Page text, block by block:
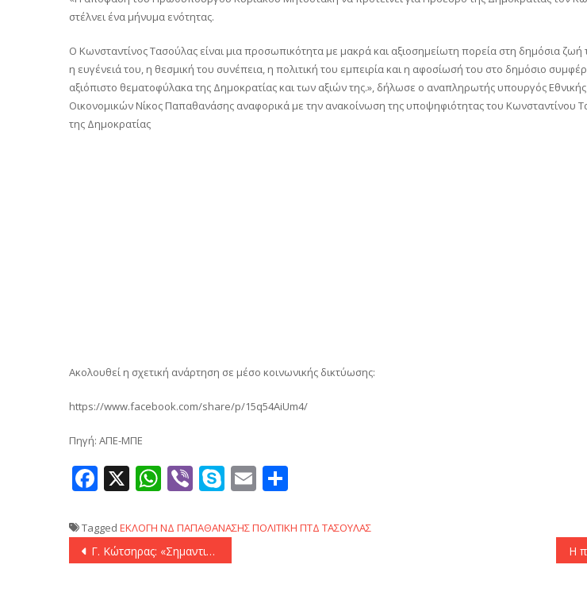
στέλνει ένα μήνυμα ενότητας.
Ο Κωνσταντίνος Τασούλας είναι μια προσωπικότητα με μακρά και αξιοσημείωτη πορεία στη δημόσια ζωή
η ευγένειά του, η θεσμική του συνέπεια, η πολιτική του εμπειρία και η αφοσίωσή του στο δημόσιο
αξιόπιστο θεματοφύλακα της Δημοκρατίας και των αξιών της.», δήλωσε ο αναπληρωτής υπουργός Εθνικής
Οικονομικών Νίκος Παπαθανάσης αναφορικά με την ανακοίνωση της υποψηφιότητας του Κωνσταντίνου
της Δημοκρατίας
Ακολουθεί η σχετική ανάρτηση σε μέσο κοινωνικής δικτύωσης:
https://www.facebook.com/share/p/15q54AiUm4/
Πηγή: ΑΠΕ-ΜΠΕ
Facebook
X WhatsApp
ViberSkype
Email
Tagged ΕΚΛΟΓΗ ΝΔ ΠΑΠΑΘΑΝΑΣΗΣΠΟΛΙΤΙΚΗ ΠΤΔ ΤΑΣΟΥΛΑΣ
Πλοήγηση
Γ. Κώτσηρας: «Σημαντική και ουσιαστική η προσφορά των ελληνικής καταγωγής βουλευτών στο εξωτερικό για την προώθηση της εικόνας της Ελλάδας διεθνώς»